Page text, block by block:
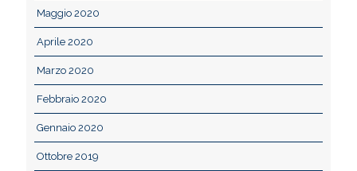
Maggio 2020
Aprile 2020
Marzo 2020
Febbraio 2020
Gennaio 2020
Ottobre 2019